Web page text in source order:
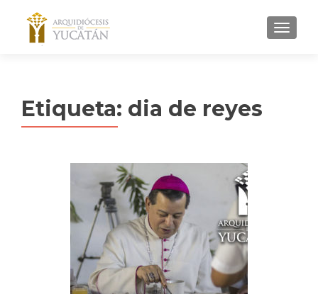
MENU
Etiqueta: dia de reyes